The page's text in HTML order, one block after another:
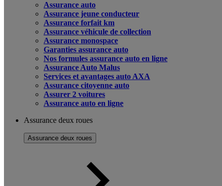
Assurance auto
Assurance jeune conducteur
Assurance forfait km
Assurance véhicule de collection
Assurance monospace
Garanties assurance auto
Nos formules assurance auto en ligne
Assurance Auto Malus
Services et avantages auto AXA
Assurance citoyenne auto
Assurer 2 voitures
Assurance auto en ligne
Assurance deux roues
Assurance deux roues